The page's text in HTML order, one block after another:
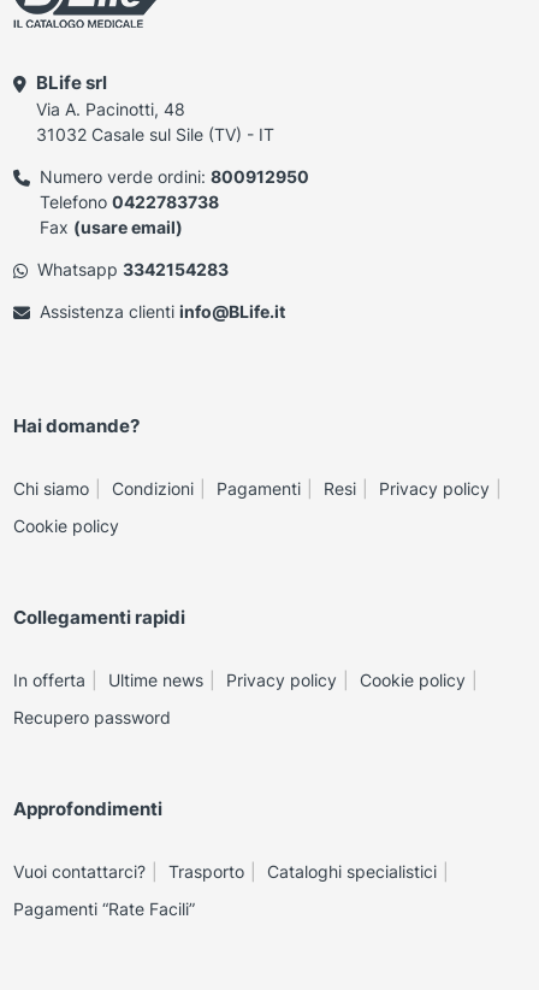
BLife srl
Via A. Pacinotti, 48
31032 Casale sul Sile (TV) - IT
Numero verde ordini: 800912950
Telefono 0422783738
Fax (usare email)
Whatsapp 3342154283
Assistenza clienti info@BLife.it
Hai domande?
Chi siamo Condizioni Pagamenti Resi
Privacy policy
Cookie policy
Collegamenti rapidi
In offerta Ultime news Privacy policy
Cookie policy
Recupero password
Approfondimenti
Vuoi contattarci? Trasporto
Cataloghi specialistici
Pagamenti “Rate Facili”